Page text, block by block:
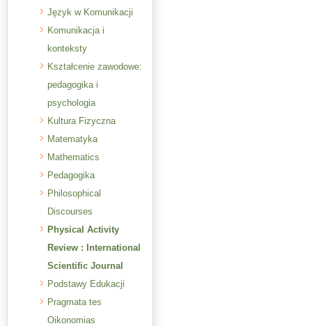
Język w Komunikacji
Komunikacja i
konteksty
Kształcenie zawodowe:
pedagogika i
psychologia
Kultura Fizyczna
Matematyka
Mathematics
Pedagogika
Philosophical
Discourses
Physical Activity
Review : International
Scientific Journal
Podstawy Edukacji
Pragmata tes
Oikonomias